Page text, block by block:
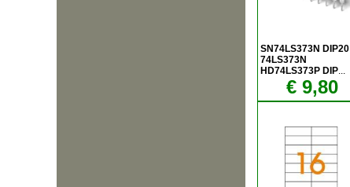
SN74LS373N DIP20
74LS373N
HD74LS373P DIP...
€ 9,80